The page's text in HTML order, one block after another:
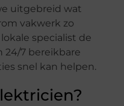
uitgebreid wat
vakwerk zo
specialist de
24/7 bereikbare
snel kan helpen.